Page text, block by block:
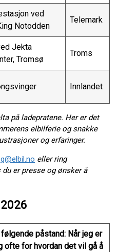
ved
Notodden
Telemark
Jekta
Tromsø
Troms
Innlandet
på ladepratene. Her er det
elbilferie og snakke
og erfaringer.
eller ring
er presse og ønsker å
påstand: Når jeg er
ofte for hvordan det vil gå å